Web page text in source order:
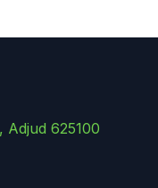
Adjud 625100